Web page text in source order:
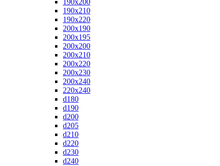
190x200
190x210
190x220
200x190
200x195
200x200
200x210
200x220
200x230
200x240
220x240
d180
d190
d200
d205
d210
d220
d230
d240